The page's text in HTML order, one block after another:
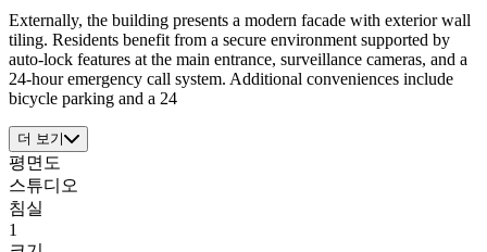
Externally, the building presents a modern facade with exterior wall
tiling. Residents benefit from a secure environment supported by
auto-lock features at the main entrance, surveillance cameras, and a
24-hour emergency call system. Additional conveniences include
bicycle parking and a 24
더 보기
평면도
스튜디오
침실
1